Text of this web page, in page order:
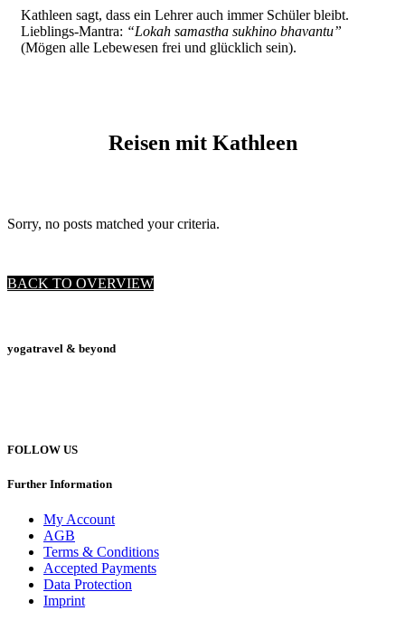
Kathleen sagt, dass ein Lehrer auch immer Schüler bleibt.
Lieblings-Mantra: “Lokah samastha sukhino bhavantu”
(Mögen alle Lebewesen frei und glücklich sein).
Reisen mit Kathleen
Sorry, no posts matched your criteria.
BACK TO OVERVIEW
yogatravel & beyond
FOLLOW US
Further Information
My Account
AGB
Terms & Conditions
Accepted Payments
Data Protection
Imprint